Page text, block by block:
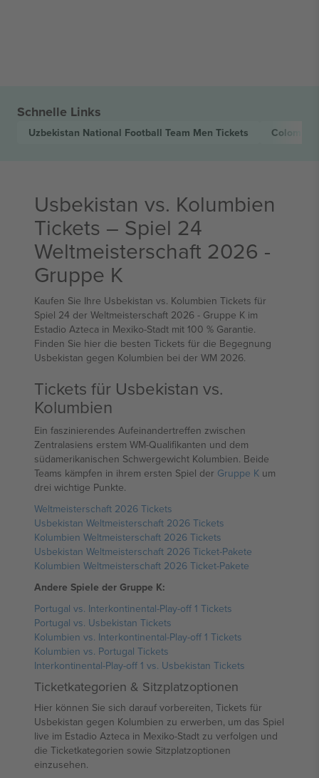
Schnelle Links
Uzbekistan National Football Team Men Tickets
Usbekistan vs. Kolumbien
Tickets – Spiel 24
Weltmeisterschaft 2026 -
Gruppe K
Kaufen Sie Ihre Usbekistan vs. Kolumbien Tickets für
Spiel 24 der Weltmeisterschaft 2026 - Gruppe K im
Estadio Azteca in Mexiko-Stadt mit 100 % Garantie.
Finden Sie hier die besten Tickets für die Begegnung
Usbekistan gegen Kolumbien bei der WM 2026.
Tickets für Usbekistan vs.
Kolumbien
Ein faszinierendes Aufeinandertreffen zwischen
Zentralasiens erstem WM-Qualifikanten und dem
südamerikanischen Schwergewicht Kolumbien. Beide
Teams kämpfen in ihrem ersten Spiel der Gruppe K um
drei wichtige Punkte.
Weltmeisterschaft 2026 Tickets
Usbekistan Weltmeisterschaft 2026 Tickets
Kolumbien Weltmeisterschaft 2026 Tickets
Usbekistan Weltmeisterschaft 2026 Ticket-Pakete
Kolumbien Weltmeisterschaft 2026 Ticket-Pakete
Andere Spiele der Gruppe K:
Portugal vs. Interkontinental-Play-off 1 Tickets
Portugal vs. Usbekistan Tickets
Kolumbien vs. Interkontinental-Play-off 1 Tickets
Kolumbien vs. Portugal Tickets
Interkontinental-Play-off 1 vs. Usbekistan Tickets
Ticketkategorien & Sitzplatzoptionen
Hier können Sie sich darauf vorbereiten, Tickets für
Usbekistan gegen Kolumbien zu erwerben, um das Spiel
live im Estadio Azteca in Mexiko-Stadt zu verfolgen und
die Ticketkategorien sowie Sitzplatzoptionen
einzusehen.